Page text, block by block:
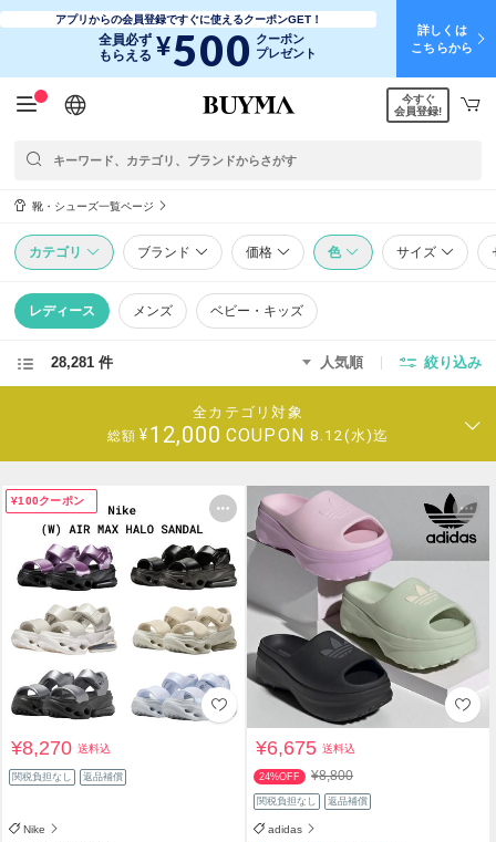
アプリからの会員登録ですぐに使えるクーポンGET！
全員必ず
もらえる ¥500 クーポン
プレゼント
詳しくは
こちらから
日本語
English
简体中文
繁體中文
今すぐ
会員登録!
靴・シューズ一覧ページ
カテゴリ ブランド 価格 色 サイズ
レディース メンズ ベビー・キッズ
28,281 件 人気順 絞り込み
全カテゴリ対象
総額 ¥12,000 COUPON 8.12(水)迄
¥100クーポン
¥8,270送料込
関税負担なし 返品補償
Nike
¥6,675送料込
24%OFF ¥8,800
関税負担なし 返品補償
adidas